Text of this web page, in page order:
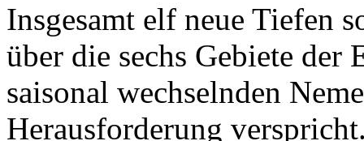
Insgesamt elf neue Tiefen
über die sechs Gebiete
saisonal wechselnden
Herausforderung